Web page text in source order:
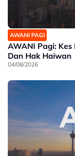
AWANI PAGI
AWANI Pagi:
Dan Hak Haiwan
04/08/2026